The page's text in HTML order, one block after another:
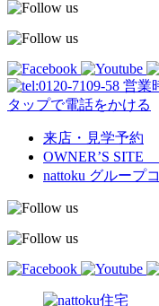
営業
タップで電話をかける
来店・見学予約
OWNER’S SITE
nattoku グループ